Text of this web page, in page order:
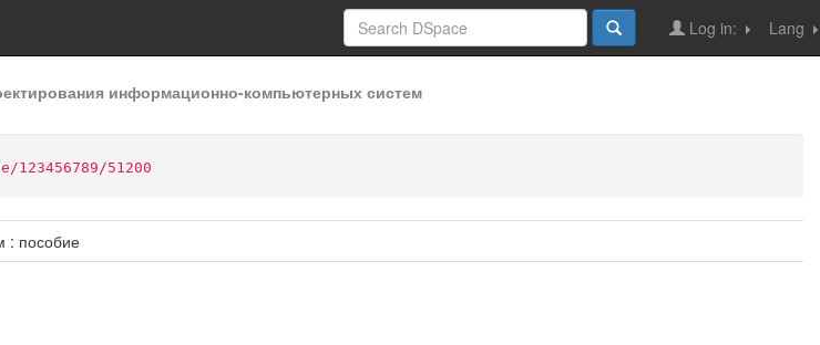
Lang
Log in:
информационно-компьютерных систем
51200
: пособие